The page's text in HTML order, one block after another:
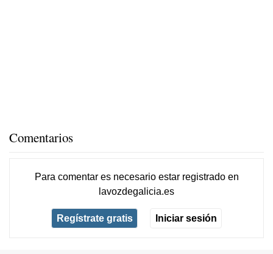
Comentarios
Para comentar es necesario estar registradoen
lavozdegalicia.es
Regístrate gratis Iniciar sesión